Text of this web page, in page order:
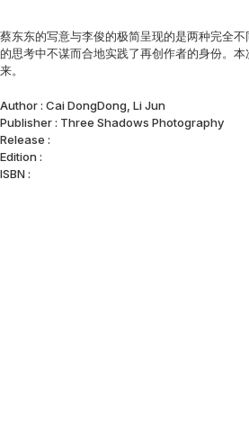
蔡东东的写意与李俊的极简呈现的是两种完全
的思考中不谋而合地实践了再创作者的身份。
来。
Author : Cai DongDong, Li Jun
Publisher : Three Shadows Photography
Release :
Edition :
ISBN :